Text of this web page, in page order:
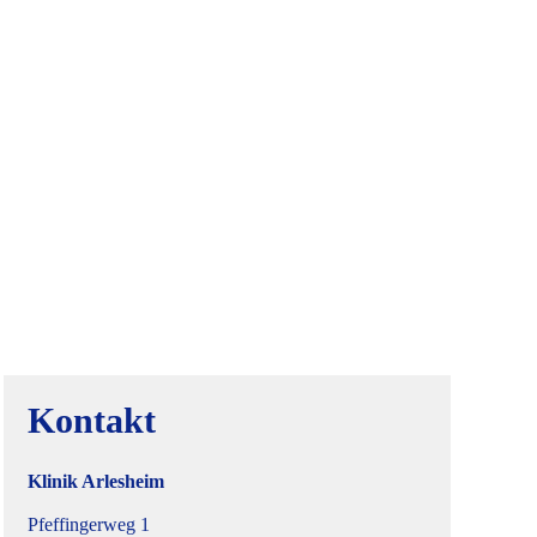
Kontakt
Klinik Arlesheim
Pfeffingerweg 1